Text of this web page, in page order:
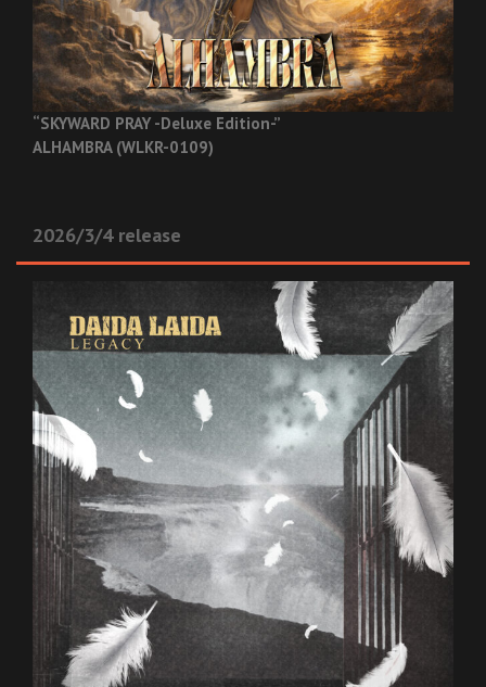
“SKYWARD PRAY -Deluxe Edition-”
ALHAMBRA (WLKR-0109)
2026/3/4 release